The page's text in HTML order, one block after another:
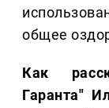
общее
Как
Гаранта"